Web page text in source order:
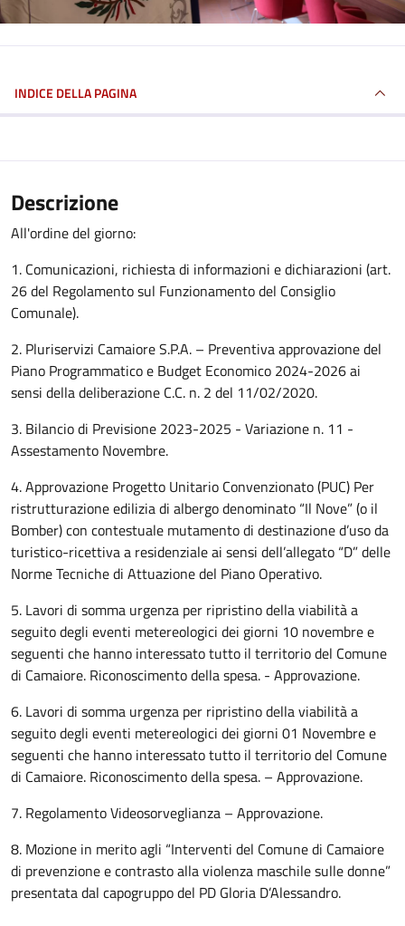
INDICE DELLA PAGINA
Descrizione
All'ordine del giorno:
1. Comunicazioni, richiesta di informazioni e dichiarazioni (art.
26 del Regolamento sul Funzionamento del Consiglio
Comunale).
2. Pluriservizi Camaiore S.P.A. – Preventiva approvazione del
Piano Programmatico e Budget Economico 2024-2026 ai
sensi della deliberazione C.C. n. 2 del 11/02/2020.
3. Bilancio di Previsione 2023-2025 - Variazione n. 11 -
Assestamento Novembre.
4. Approvazione Progetto Unitario Convenzionato (PUC) Per
ristrutturazione edilizia di albergo denominato “Il Nove” (o il
Bomber) con contestuale mutamento di destinazione d’uso da
turistico-ricettiva a residenziale ai sensi dell’allegato “D” delle
Norme Tecniche di Attuazione del Piano Operativo.
5. Lavori di somma urgenza per ripristino della viabilità a
seguito degli eventi metereologici dei giorni 10 novembre e
seguenti che hanno interessato tutto il territorio del Comune
di Camaiore. Riconoscimento della spesa. - Approvazione.
6. Lavori di somma urgenza per ripristino della viabilità a
seguito degli eventi metereologici dei giorni 01 Novembre e
seguenti che hanno interessato tutto il territorio del Comune
di Camaiore. Riconoscimento della spesa. – Approvazione.
7. Regolamento Videosorveglianza – Approvazione.
8. Mozione in merito agli “Interventi del Comune di Camaiore
di prevenzione e contrasto alla violenza maschile sulle donne”
presentata dal capogruppo del PD Gloria D’Alessandro.